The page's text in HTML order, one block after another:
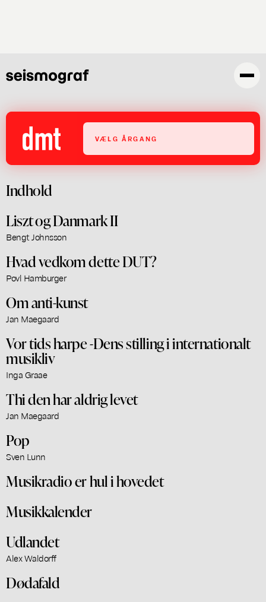
VÆLG ÅRGANG
Indhold
Liszt og Danmark II
Bengt Johnsson
Hvad vedkom dette DUT?
Povl Hamburger
Om anti-kunst
Jan Maegaard
Vor tids harpe -Dens stilling i internationalt
musikliv
Inga Graae
Thi den har aldrig levet
Jan Maegaard
Pop
Sven Lunn
Musikradio er hul i hovedet
Musikkalender
Udlandet
Alex Waldorff
Dødafald